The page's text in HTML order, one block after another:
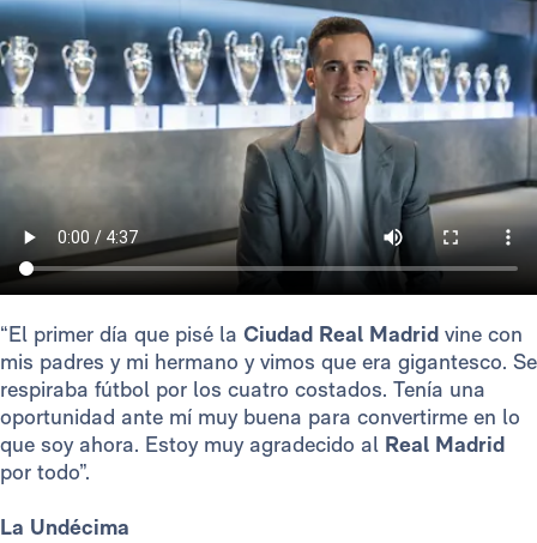
“El primer día que pisé la Ciudad Real Madrid vine con
mis padres y mi hermano y vimos que era gigantesco. Se
respiraba fútbol por los cuatro costados. Tenía una
oportunidad ante mí muy buena para convertirme en lo
que soy ahora. Estoy muy agradecido al Real Madrid
por todo”.
La Undécima